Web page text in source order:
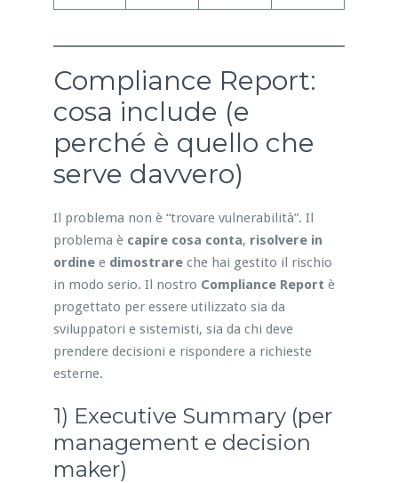
Compliance Report:
cosa include (e
perché è quello che
serve davvero)
Il problema non è “trovare vulnerabilità”. Il
problema è capire cosa conta, risolvere in
ordinee dimostrareche hai gestito il rischio
in modo serio. Il nostro Compliance Report è
progettato per essere utilizzato sia da
sviluppatori e sistemisti, sia da chi deve
prendere decisioni e rispondere a richieste
esterne.
1) Executive Summary (per
management e decision
maker)